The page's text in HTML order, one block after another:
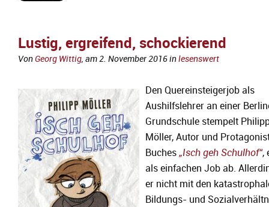
Lustig, ergreifend, schockierend
VonGeorg Wittig, am2. November 2016inlesenswert
Den Quereinsteigerjob als
Aushilfslehrer an einer
Grundschule stempelt
Möller, Autor und
Buches „Isch geh Schulhof“,
als einfachen Job ab.
er nicht mit den
Bildungs- und